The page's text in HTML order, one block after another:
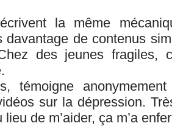
la même
davantage de contenus
des jeunes fragiles,
témoigne
sur la dépression.
de m’aider, ça m’a